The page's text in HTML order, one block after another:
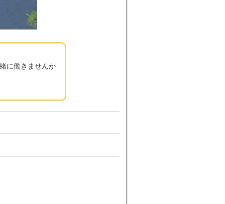
に働きませんか